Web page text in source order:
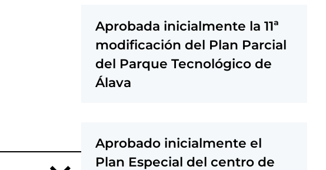
Aprobada inicialmente la 11ª
modificación del Plan Parcial
del Parque Tecnológico de
Álava
Aprobado inicialmente el
Plan Especial del centro de